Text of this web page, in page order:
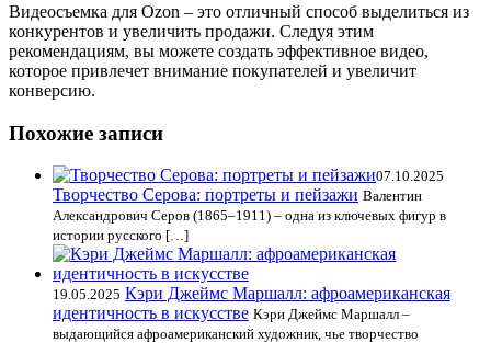
Видеосъемка для Ozon – это отличный способ выделиться из
конкурентов и увеличить продажи. Следуя этим
рекомендациям, вы можете создать эффективное видео,
которое привлечет внимание покупателей и увеличит
конверсию.
Похожие записи
07.10.2025
Творчество Серова: портреты и пейзажи Валентин
Александрович Серов (1865–1911) – одна из ключевых фигур в
истории русского […]
19.05.2025 Кэри Джеймс Маршалл: афроамериканская
идентичность в искусстве Кэри Джеймс Маршалл –
выдающийся афроамериканский художник, чье творчество